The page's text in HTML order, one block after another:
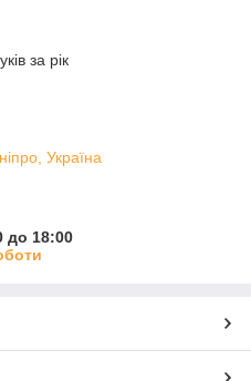
за рік
Україна
до 18:00